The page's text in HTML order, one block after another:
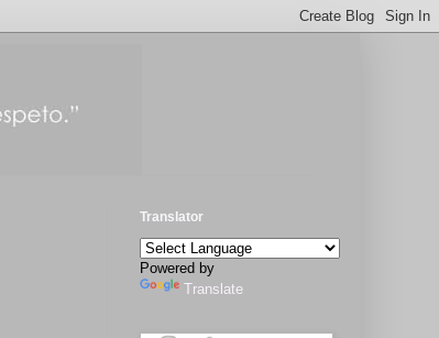
Translator
Powered by
Translate